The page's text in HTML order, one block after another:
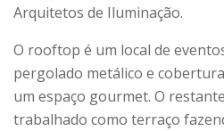
Arquitetos de Iluminação.
O rooftop é um local de
pergolado metálico e
um espaço gourmet. O
trabalhado como terraço